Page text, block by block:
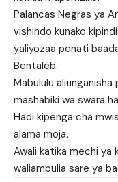
Palancas Negras ya
vishindo kunako
yaliyozaa penati
Bentaleb.
Mabululu
mashabiki wa swara
Hadi kipenga cha
alama moja.
Awali katika mechi ya
waliambulia sare ya